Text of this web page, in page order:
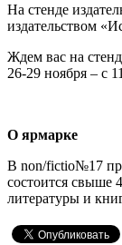
На стенде
издательством
Ждем вас на
26-29 ноября – с
О ярмарке
В non/fictio№17
состоится свыше
литературы и